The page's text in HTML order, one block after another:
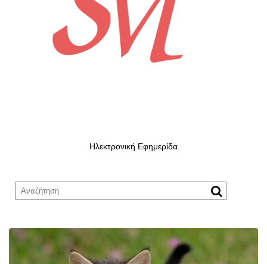
Ηλεκτρονική Εφημερίδα